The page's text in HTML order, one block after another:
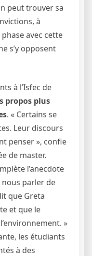
peut trouver sa
à
avec cette
s’y opposent
à l’Isfec de
propos plus
. « Certains se
Leur discours
penser », confie
de master.
l’anecdote
parler de
que Greta
et que le
»
les étudiants
à des